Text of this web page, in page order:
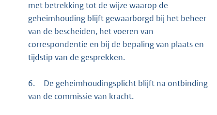
met betrekking tot de wijze waarop de
geheimhouding blijft gewaarborgd bij het beheer
van de bescheiden, het voeren van
correspondentie en bij de bepaling van plaats en
tijdstip van de gesprekken.
6.
De geheimhoudingsplicht blijft na ontbinding
van de commissie van kracht.